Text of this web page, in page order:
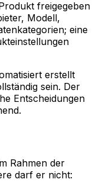
freigegeben
Modell,
eine
erstellt
sein. Der
Entscheidungen
Rahmen der
darf er nicht: